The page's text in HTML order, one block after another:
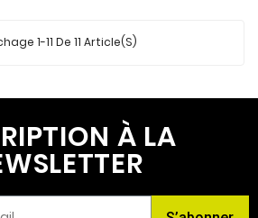
1-11 De 11 Article(s)
À LA